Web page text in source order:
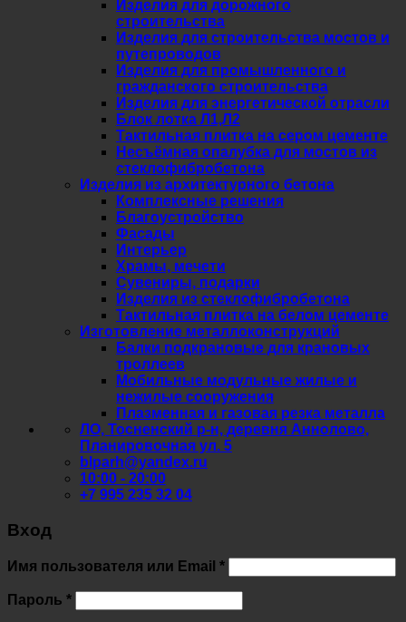
Изделия для дорожного
строительства
Изделия для строительства мостов и
путепроводов
Изделия для промышленного и
гражданского строительства
Изделия для энергетической отрасли
Блок лотка Л1,Л2
Тактильная плитка на сером цементе
Несъёмная опалубка для мостов из
стеклофибробетона
Изделия из архитектурного бетона
Комплексные решения
Благоустройство
Фасады
Интерьер
Храмы, мечети
Сувениры, подарки
Изделия из стеклофибробетона
Тактильная плитка на белом цементе
Изготовление металлоконструкций
Балки подкрановые для крановых
троллеев
Мобильные модульные жилые и
нежилые сооружения
Плазменная и газовая резка металла
ЛО, Тосненский р-н, деревня Аннолово,
Планировочная ул. 5
blparh@yandex.ru
10:00 - 20:00
+7 995 235 32 04
Вход
Имя пользователя или Email *Обязательно
Пароль *Обязательно